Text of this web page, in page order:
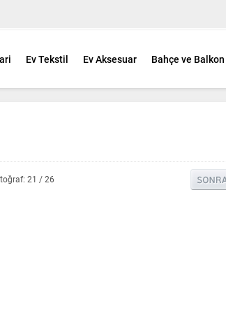
Ev Tekstil Ev Aksesuar Bahçe ve Balkon
21 / 26